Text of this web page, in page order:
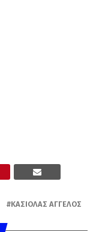
ΚΑΣΙΌΛΑΣ ΆΓΓΕΛΟΣ